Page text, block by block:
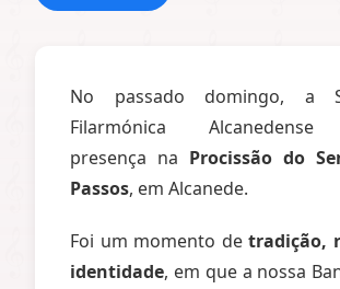
No passado domingo, a
Filarmónica Alcanedense
presença na Procissão do
Passos, em Alcanede.
Foi um momento de tradição,
identidade, em que a nossa